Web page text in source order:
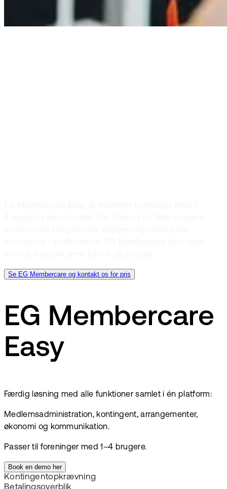
Se EG Membercare og kontakt os for pris
EG Membercare
Easy
Færdig løsning med alle funktioner samlet i én platform:
Medlemsadministration, kontingent, arrangementer,
økonomi og kommunikation.
Passer til foreninger med 1–4 brugere.
Book en demo her
Kontingentopkrævning
Betalingsoverblik